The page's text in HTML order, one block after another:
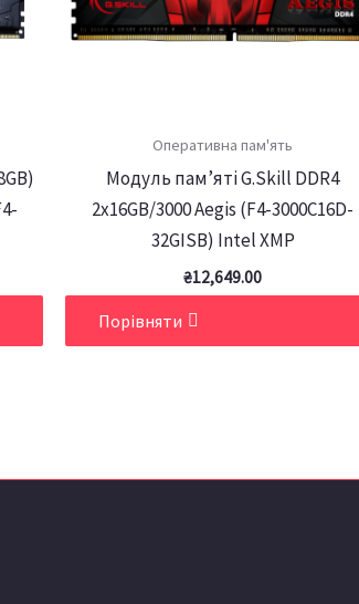
Оперативна пам'ять
Модуль пам’яті G.Skill DDR4
2x16GB/3000 Aegis (F4-3000C16D-
32GISB) Intel XMP
₴12,649.00
Порівняти